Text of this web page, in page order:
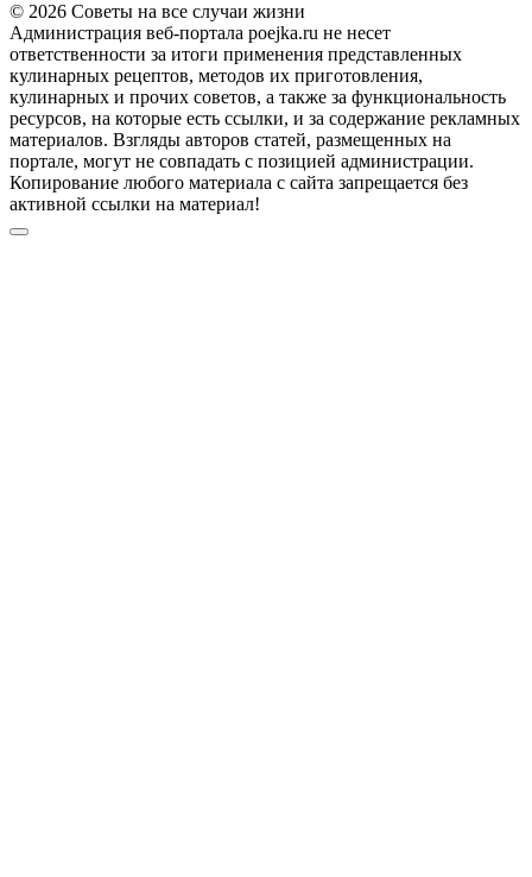
© 2026 Советы на все случаи жизни
Администрация веб-портала poejka.ru не несет
ответственности за итоги применения представленных
кулинарных рецептов, методов их приготовления,
кулинарных и прочих советов, а также за функциональность
ресурсов, на которые есть ссылки, и за содержание рекламных
материалов. Взгляды авторов статей, размещенных на
портале, могут не совпадать с позицией администрации.
Копирование любого материала с сайта запрещается без
активной ссылки на материал!